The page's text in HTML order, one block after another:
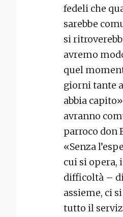
fedeli che
sarebbe
si
avremo
quel
giorni tante
abbia
avranno
parroco don
«Senza
cui si opera,
difficoltà –
assieme, ci
tutto il